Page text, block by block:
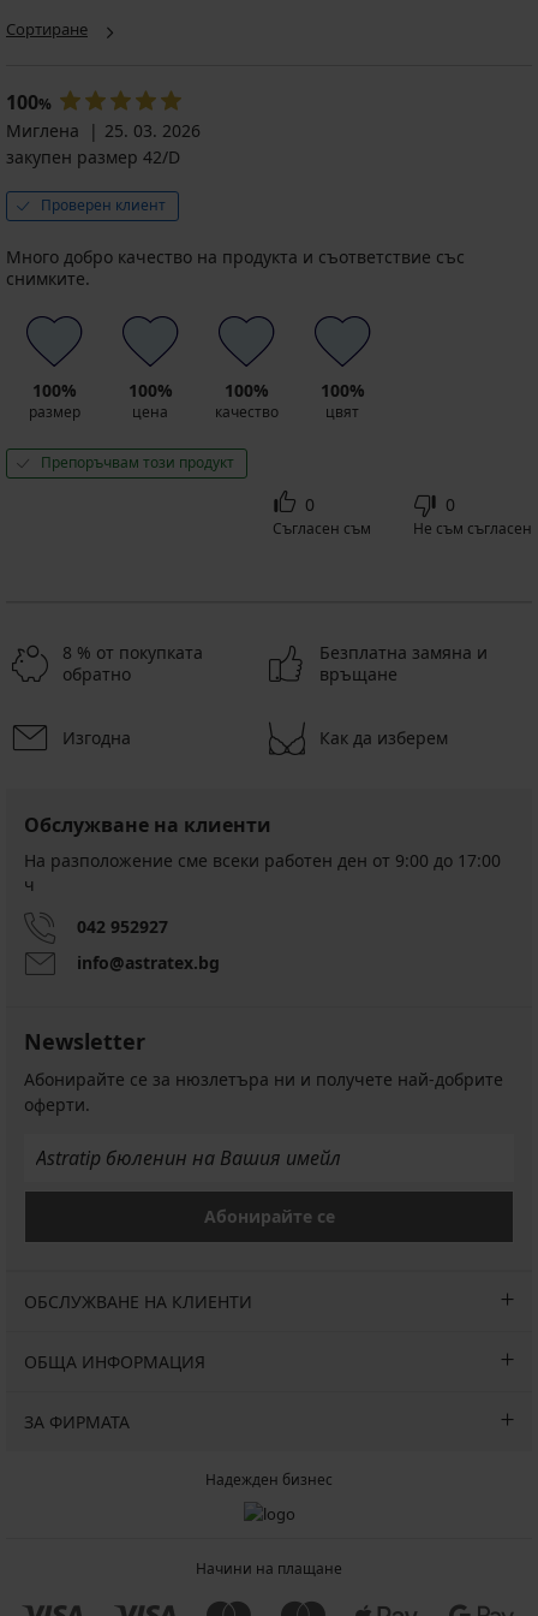
Сортиране
100%
Миглена
25. 03. 2026
закупен размер 42/D
Проверен клиент
Много добро качество на продукта и съответствие със
снимките.
100%
размер
100%
цена
100%
качество
100%
цвят
Препоръчвам този продукт
0
Съгласен съм
0
Не съм съгласен
8 % от покупката
обратно
Безплатна замяна и
връщане
Изгодна Как да изберем
Обслужване на клиенти
На разположение сме всеки работен ден от 9:00 до 17:00
ч
042 952927
info@astratex.bg
Newsletter
Абонирайте се за нюзлетъра ни и получете най-добрите
оферти.
Абонирайте се
ОБСЛУЖВАНЕ НА КЛИЕНТИ
ОБЩА ИНФОРМАЦИЯ
ЗА ФИРМАТА
Надежден бизнес
Начини на плащане